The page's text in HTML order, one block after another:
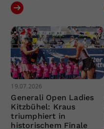
19.07.2026
Generali Open Ladies
Kitzbühel: Kraus
triumphiert in
historischem Finale